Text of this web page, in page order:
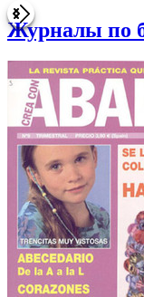
Журналы по